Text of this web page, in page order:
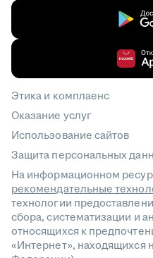
Этика и комплаенс
Оказание услуг
Использование сайтов
Защита персональных
На информационном
рекомендательные
технологии
сбора, систематизации и
относящихся к
«Интернет», находящихся